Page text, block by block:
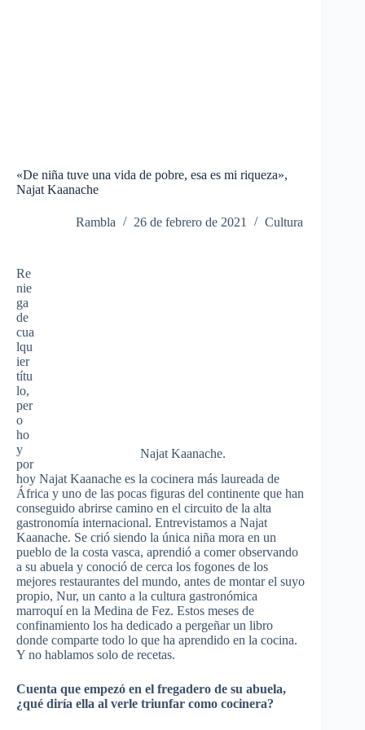
«De niña tuve una vida de pobre, esa es mi riqueza»,
Najat Kaanache
Rambla 26 de febrero de 2021 Cultura
Najat Kaanache.
Re
nie
ga
de
cua
lqu
ier
títu
lo,
per
o
ho
y
por
hoy Najat Kaanache es la cocinera más laureada de
África y uno de las pocas figuras del continente que han
conseguido abrirse camino en el circuito de la alta
gastronomía internacional. Entrevistamos a Najat
Kaanache. Se crió siendo la única niña mora en un
pueblo de la costa vasca, aprendió a comer observando
a su abuela y conoció de cerca los fogones de los
mejores restaurantes del mundo, antes de montar el suyo
propio, Nur, un canto a la cultura gastronómica
marroquí en la Medina de Fez. Estos meses de
confinamiento los ha dedicado a pergeñar un libro
donde comparte todo lo que ha aprendido en la cocina.
Y no hablamos solo de recetas.
Cuenta que empezó en el fregadero de su abuela,
¿qué diría ella al verle triunfar como cocinera?